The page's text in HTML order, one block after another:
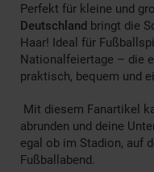
Perfekt für kleine und
Deutschland bringt die
Haar! Ideal für
Nationalfeiertage – die
praktisch, bequem und
Mit diesem Fanartikel
abrunden und deine
egal ob im Stadion, auf
Fußballabend.